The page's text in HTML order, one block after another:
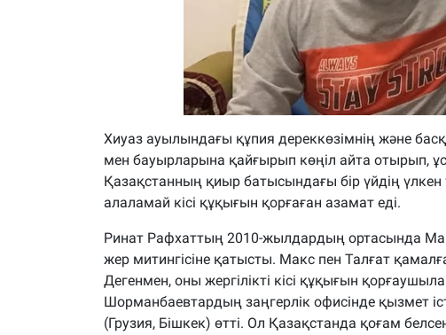
Хиуаз ауылындағы құпия дереккөзімнің және
мен бауырларына қайғырып көңіл айта отырып,
Қазақстанның қиыр батысындағы бір үйдің үлкен
алаламай кісі құқығын қорғаған азамат еді.
Ринат Рафхаттың 2010-жылдардың ортасында
жер митингісіне қатысты. Макс пен Талғат
Дегенмен, оны жергілікті кісі құқығын
Шорманбаевтардың заңгерлік офисінде қызмет
(Грузия, Бішкек) өтті. Ол Қазақстанда қоғам